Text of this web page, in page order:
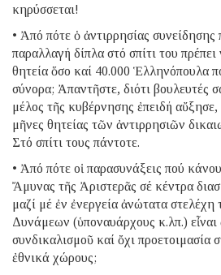
κηρύσσεται!
• Ἀπό πότε ὁ ἀντιρρησίας συνείδησης
παραλλαγή δίπλα στό σπίτι του
θητεία ὅσο καί 40.000 Ἑλληνόπουλα
σύνορα; Ἀπαντῆστε, διότι βουλευτές
μέλος τῆς κυβέρνησης ἐπειδή
μῆνες θητείας τῶν ἀντιρρησιῶν
Στό σπίτι τους πάντοτε.
• Ἀπό πότε οἱ παρασυνάξεις πού
Ἄμυνας τῆς Ἀριστερᾶς σέ κέντρα
μαζί μέ ἐν ἐνεργεία ἀνώτατα
Δυνάμεων (ὑποναυάρχους κ.λπ.) εἶναι
συνδικαλισμοῦ καί ὄχι προετοιμασία
ἐθνικά χώρους;